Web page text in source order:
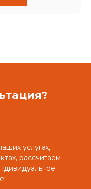
услугах,
рассчитаем